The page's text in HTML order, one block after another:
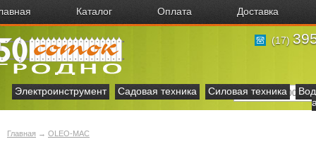
Каталог Оплата Доставка
(17)
Электроинструмент Садовая техника Силовая техника
Главная → OLEO-MAC